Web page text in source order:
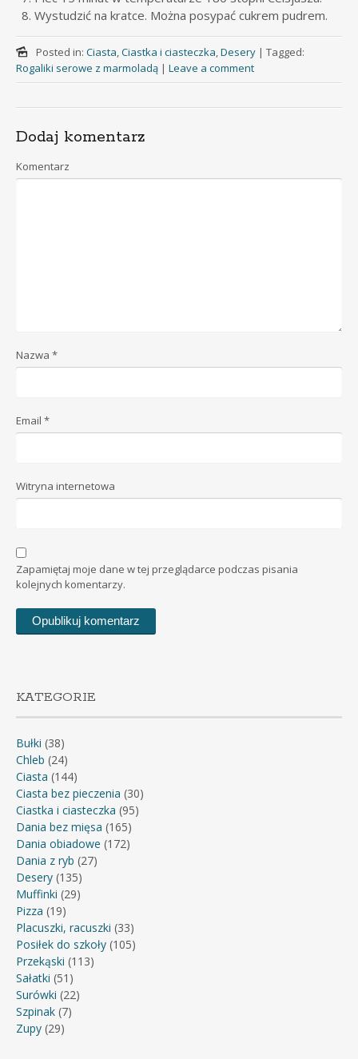
Wystudzić na kratce. Można posypać cukrem pudrem.
Posted in: Ciasta,Ciastka i ciasteczka,Desery | Tagged:
Rogaliki serowe z marmoladą | Leave a comment
Dodaj komentarz
Komentarz
Nazwa *
Email *
Witryna internetowa
Zapamiętaj moje dane w tej przeglądarce podczas pisania
kolejnych komentarzy.
KATEGORIE
Bułki (38)
Chleb (24)
Ciasta (144)
Ciasta bez pieczenia (30)
Ciastka i ciasteczka (95)
Dania bez mięsa (165)
Dania obiadowe (172)
Dania z ryb (27)
Desery (135)
Muffinki (29)
Pizza (19)
Placuszki, racuszki (33)
Posiłek do szkoły (105)
Przekąski (113)
Sałatki (51)
Surówki (22)
Szpinak (7)
Zupy (29)